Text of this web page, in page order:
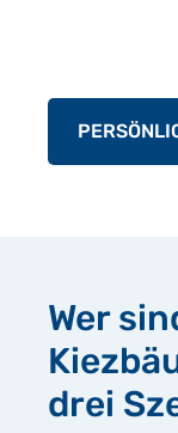
Wer
drei